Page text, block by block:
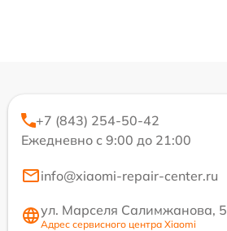
+7 (843) 254-50-42
Ежедневно с 9:00 до 21:00
info@xiaomi-repair-center.ru
ул. Марселя Салимжанова, 5
Адрес сервисного центра Xiaomi